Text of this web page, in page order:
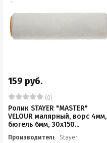
159 руб.
(0)
Ролик STAYER "MASTER"
VELOUR малярный, ворс 4мм,
бюгель 6мм, 30х150...
Производитель
Stayer